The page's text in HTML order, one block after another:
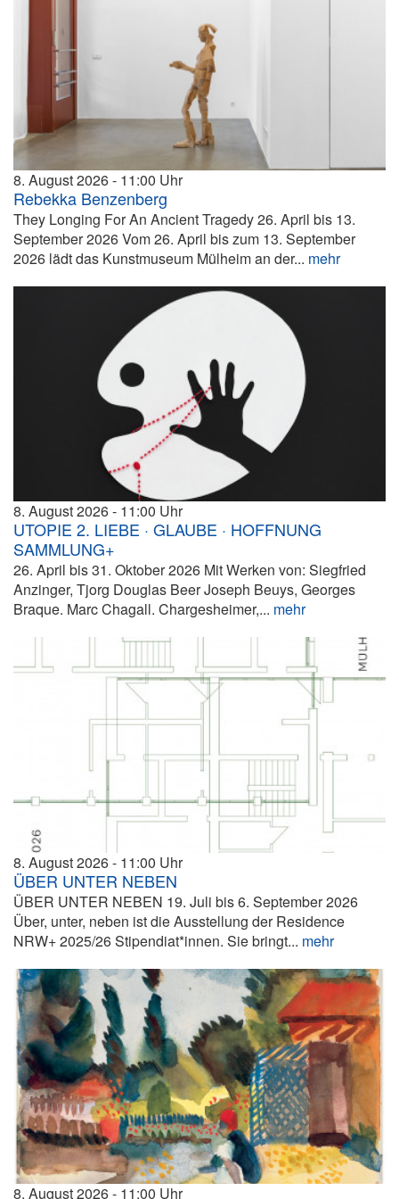
8. August 2026 11:00
Rebekka Benzenberg
They Longing For An Ancient Tragedy 26. April bis 13.
September 2026 Vom 26. April bis zum 13. September
2026 lädt das Kunstmuseum Mülheim an der... mehr
8. August 2026 11:00
UTOPIE 2. LIEBE · GLAUBE · HOFFNUNG
SAMMLUNG+
26. April bis 31. Oktober 2026 Mit Werken von: Siegfried
Anzinger, Tjorg Douglas Beer Joseph Beuys, Georges
Braque. Marc Chagall. Chargesheimer,... mehr
8. August 2026 11:00
ÜBER UNTER NEBEN
ÜBER UNTER NEBEN 19. Juli bis 6. September 2026
Über, unter, neben ist die Ausstellung der Residence
NRW+ 2025/26 Stipendiat*innen. Sie bringt... mehr
8. August 2026 11:00